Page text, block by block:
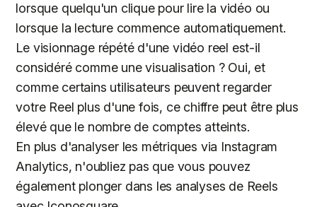
lorsque quelqu'un clique pour lire la vidéo ou
lorsque la lecture commence automatiquement.
Le visionnage répété d'une vidéo reel est-il
considéré comme une visualisation ? Oui, et
comme certains utilisateurs peuvent regarder
votre Reel plus d'une fois, ce chiffre peut être plus
élevé que le nombre de comptes atteints.
En plus d'analyser les métriques via Instagram
Analytics, n'oubliez pas que vous pouvez
également plonger dans les analyses de Reels